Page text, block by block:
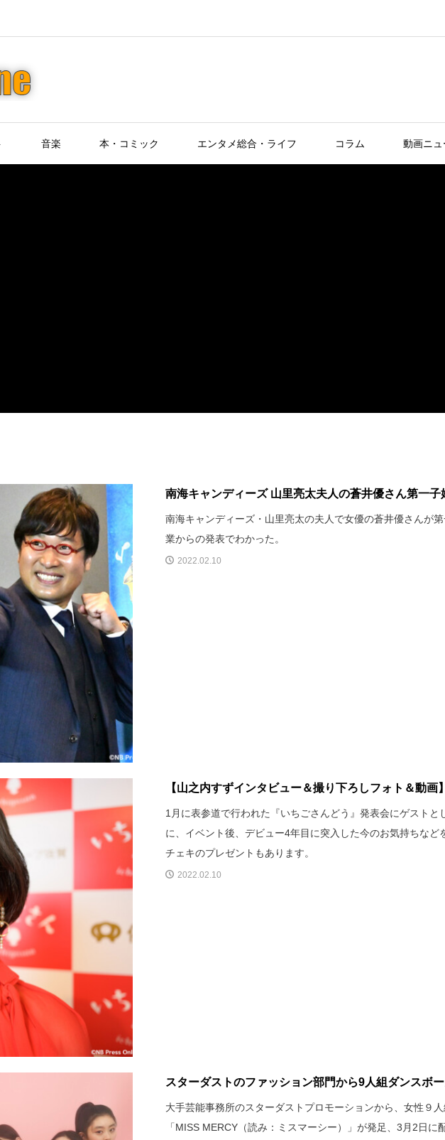
音楽 本・コミック エンタメ総合・ライフ コラム 動画ニュ
南海キャンディーズ 山里亮太夫人の蒼井優さん第一子
南海キャンディーズ・山里亮太の夫人で女優の蒼井優さんが
業からの発表でわかった。
2022.02.10
【山之内すずインタビュー＆撮り下ろしフォト＆動画
1月に表参道で行われた『いちごさんどう』発表会にゲストと
に、イベント後、デビュー4年目に突入した今のお気持ちなど
チェキのプレゼントもあります。
2022.02.10
スターダストのファッション部門から9人組ダンスボ
大手芸能事務所のスターダストプロモーションから、女性９
「MISS MERCY（読み：ミスマーシー）」が発足、3月2日